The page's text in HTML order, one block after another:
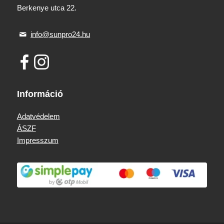
Berkenye utca 22.
info@sunpro24.hu
Információ
Adatvédelem
ÁSZF
Impresszum